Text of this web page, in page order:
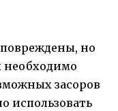
но
необходимо
засоров
использовать